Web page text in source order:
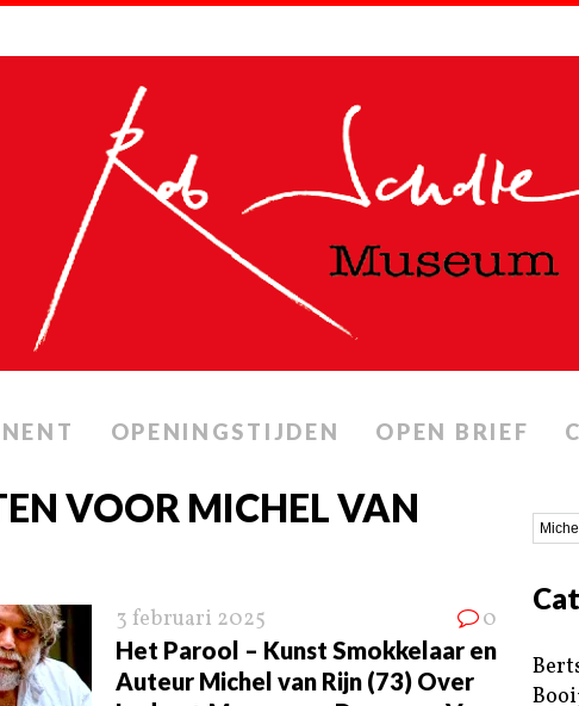
OPENINGSTIJDEN OPEN BRIEF
VOOR MICHEL VAN
3 februari 2025 0
Het Parool – Kunst Smokkelaar en
Auteur Michel van Rijn (73) Over